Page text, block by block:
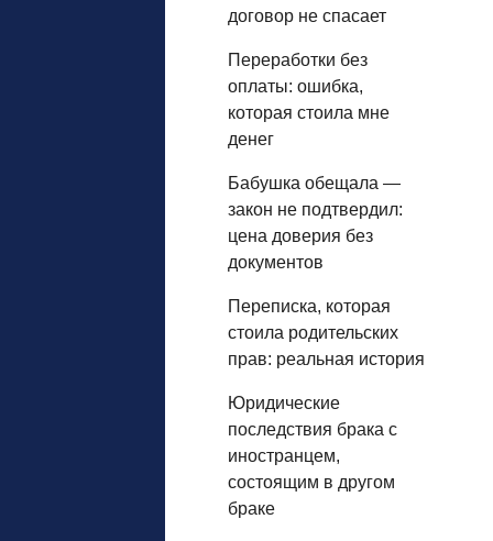
договор не спасает
Переработки без
оплаты: ошибка,
которая стоила мне
денег
Бабушка обещала —
закон не подтвердил:
цена доверия без
документов
Переписка, которая
стоила родительских
прав: реальная история
Юридические
последствия брака с
иностранцем,
состоящим в другом
браке